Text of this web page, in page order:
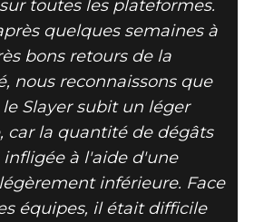
toutes les plateformes.
quelques semaines à
bons retours de la
nous reconnaissons que
le Slayer subit un léger
car la quantité de dégâts
à l'aide d'une
inférieure. Face
équipes, il était difficile